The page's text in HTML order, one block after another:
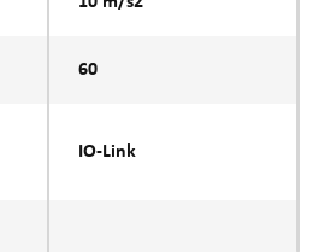
60
IO-Link